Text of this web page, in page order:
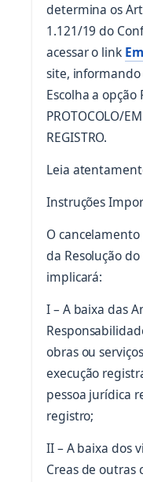
determina os
1.121/19 do
acessar o link
site, informando
Escolha a opção
PROTOCOLO/
REGISTRO.
Leia
Instruções
O
da Resolução
implicará:
I – A baixa das
obras ou
execução
pessoa jurídica
registro;
II – A baixa dos
Creas de outras